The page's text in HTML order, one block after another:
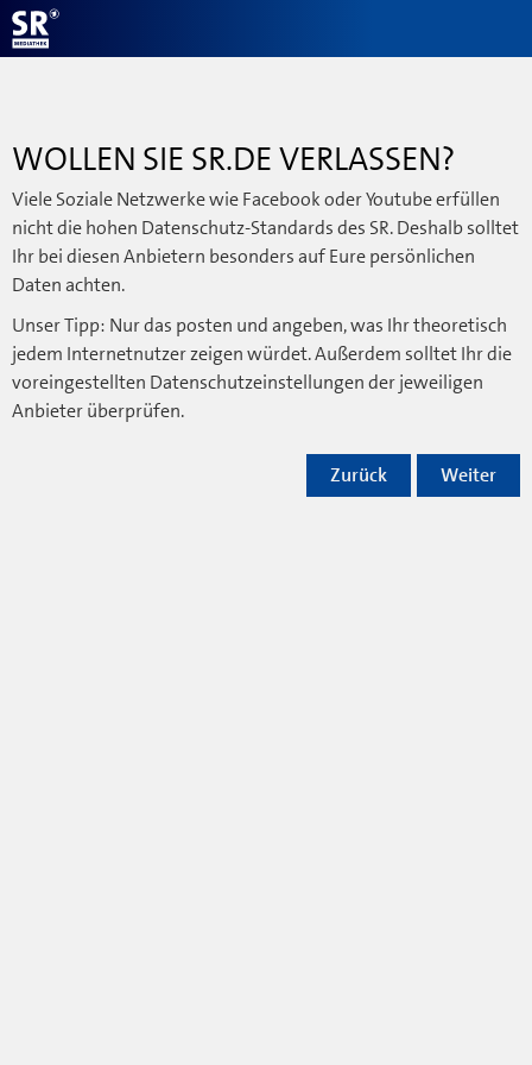
WOLLEN SIE SR.DE VERLASSEN?
Viele Soziale Netzwerke wie Facebook oder Youtube erfüllen
nicht die hohen Datenschutz-Standards des SR. Deshalb solltet
Ihr bei diesen Anbietern besonders auf Eure persönlichen
Daten achten.
Unser Tipp: Nur das posten und angeben, was Ihr theoretisch
jedem Internetnutzer zeigen würdet. Außerdem solltet Ihr die
voreingestellten Datenschutzeinstellungen der jeweiligen
Anbieter überprüfen.
Weiter
Zurück